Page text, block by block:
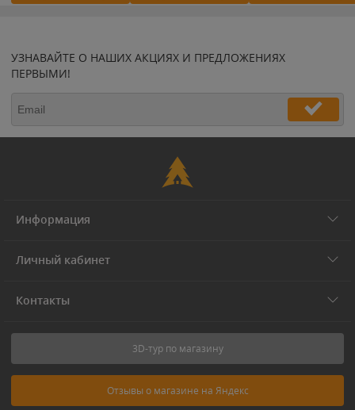
УЗНАВАЙТЕ О НАШИХ АКЦИЯХ И ПРЕДЛОЖЕНИЯХ
ПЕРВЫМИ!
Информация
Личный кабинет
Контакты
3D-тур по магазину
Отзывы о магазине на Яндекс